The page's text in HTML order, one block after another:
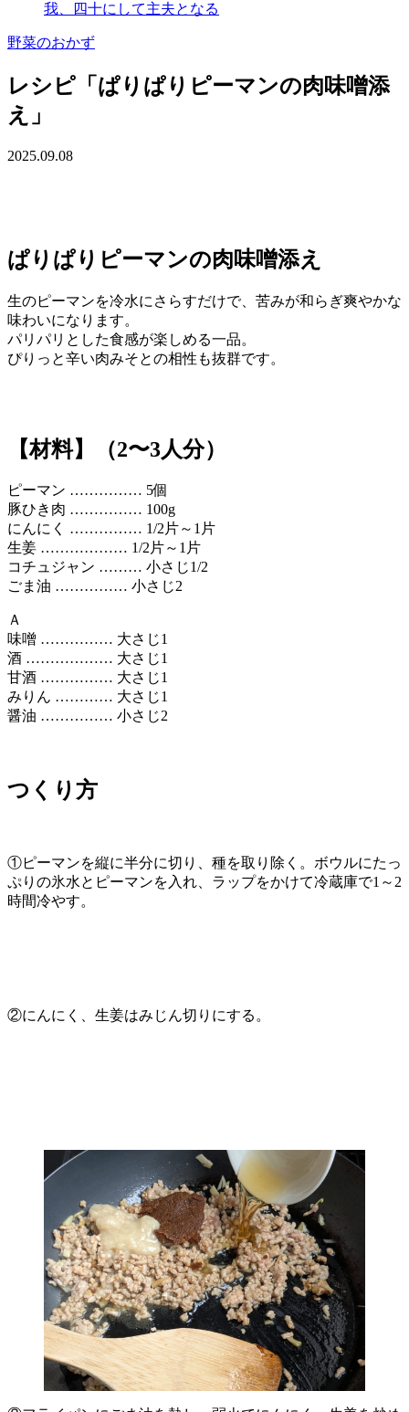
我、四十にして主夫となる
野菜のおかず
レシピ「ぱりぱりピーマンの肉味噌添
え」
2025.09.08
ぱりぱりピーマンの肉味噌添え
生のピーマンを冷水にさらすだけで、苦みが和らぎ爽やかな
味わいになります。
パリパリとした食感が楽しめる一品。
ぴりっと辛い肉みそとの相性も抜群です。
【材料】（2〜3人分）
ピーマン …………… 5個
豚ひき肉 …………… 100g
にんにく …………… 1/2片～1片
生姜 ……………… 1/2片～1片
コチュジャン ……… 小さじ1/2
ごま油 …………… 小さじ2
Ａ
味噌 …………… 大さじ1
酒 ……………… 大さじ1
甘酒 …………… 大さじ1
みりん ………… 大さじ1
醤油 …………… 小さじ2
つくり方
①ピーマンを縦に半分に切り、種を取り除く。ボウルにたっ
ぷりの氷水とピーマンを入れ、ラップをかけて冷蔵庫で1～2
時間冷やす。
②にんにく、生姜はみじん切りにする。